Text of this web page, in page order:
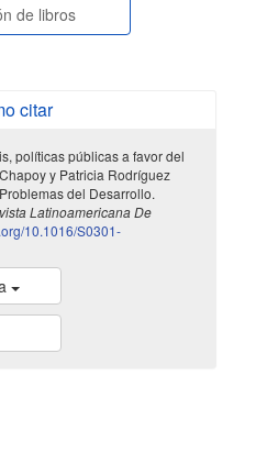
de libros
citar
políticas públicas a favor del
y Patricia Rodríguez
del Desarrollo.
Latinoamericana De
10.1016/S0301-